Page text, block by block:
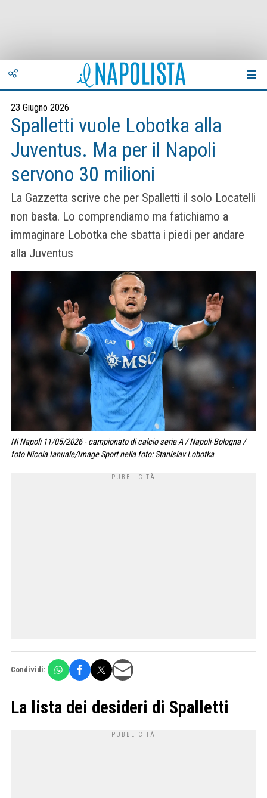
23 Giugno 2026
Spalletti vuole Lobotka alla
Juventus. Ma per il Napoli
servono 30 milioni
La Gazzetta scrive che per Spalletti il solo Locatelli
non basta. Lo comprendiamo ma fatichiamo a
immaginare Lobotka che sbatta i piedi per andare
alla Juventus
Ni Napoli 11/05/2026 - campionato di calcio serie A / Napoli-Bologna /
foto Nicola Ianuale/Image Sport nella foto: Stanislav Lobotka
Condividi:
La lista dei desideri di Spalletti